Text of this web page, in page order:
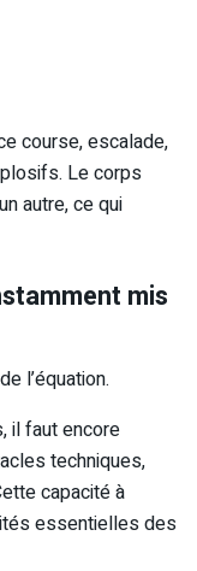
course, escalade,
Le corps
autre, ce qui
mis
l’équation.
il faut encore
techniques,
capacité à
essentielles des